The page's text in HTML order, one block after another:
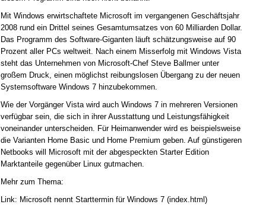
Mit Windows erwirtschaftete Microsoft im vergangenen Geschäftsjahr
2008 rund ein Drittel seines Gesamtumsatzes von 60 Milliarden Dollar.
Das Programm des Software-Giganten läuft schätzungsweise auf 90
Prozent aller PCs weltweit. Nach einem Misserfolg mit Windows Vista
steht das Unternehmen von Microsoft-Chef Steve Ballmer unter
großem Druck, einen möglichst reibungslosen Übergang zu der neuen
Systemsoftware Windows 7 hinzubekommen.
Wie der Vorgänger Vista wird auch Windows 7 in mehreren Versionen
verfügbar sein, die sich in ihrer Ausstattung und Leistungsfähigkeit
voneinander unterscheiden. Für Heimanwender wird es beispielsweise
die Varianten Home Basic und Home Premium geben. Auf günstigeren
Netbooks will Microsoft mit der abgespeckten Starter Edition
Marktanteile gegenüber Linux gutmachen.
Mehr zum Thema:
Link: Microsoft nennt Starttermin für Windows 7 (index.html)